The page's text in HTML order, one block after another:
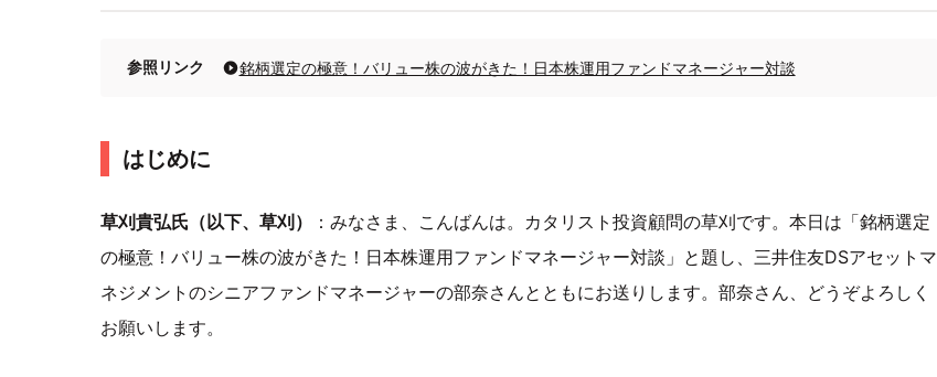
参照リンク 銘柄選定の極意！バリュー株の波がきた！日本株運用ファンドマネージャー対談
はじめに
草刈貴弘氏（以下、草刈）
：みなさま、こんばんは。カタリスト投資顧問の草刈です。本日は「銘柄選定
の極意！バリュー株の波がきた！日本株運用ファンドマネージャー対談」と題し、三井住友DSアセットマ
ネジメントのシニアファンドマネージャーの部奈さんとともにお送りします。部奈さん、どうぞよろしく
お願いします。